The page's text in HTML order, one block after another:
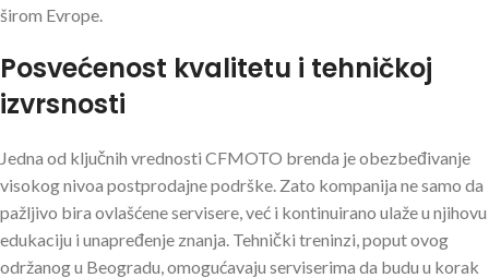
širom Evrope.
Posvećenost kvalitetu i tehničkoj
izvrsnosti
Jedna od ključnih vrednosti CFMOTO brenda je obezbeđivanje
visokog nivoa postprodajne podrške. Zato kompanija ne samo da
pažljivo bira ovlašćene servisere, već i kontinuirano ulaže u njihovu
edukaciju i unapređenje znanja. Tehnički treninzi, poput ovog
održanog u Beogradu, omogućavaju serviserima da budu u korak